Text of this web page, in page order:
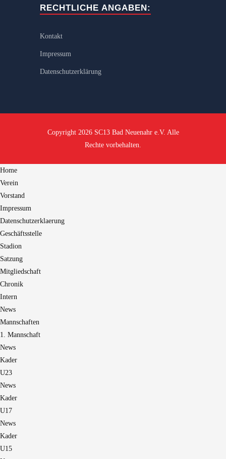
RECHTLICHE ANGABEN:
Kontakt
Impressum
Datenschutzerklärung
Copyright 2026 SC13 Bad Neuenahr e.V. Alle
Rechte vorbehalten.
Home
Verein
Vorstand
Impressum
Datenschutzerklaerung
Geschäftsstelle
Stadion
Satzung
Mitgliedschaft
Chronik
Intern
News
Mannschaften
1. Mannschaft
News
Kader
U23
News
Kader
U17
News
Kader
U15